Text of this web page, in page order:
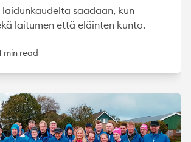
laidunkaudelta saadaan, kun
laitumen että eläinten kunto.
min read